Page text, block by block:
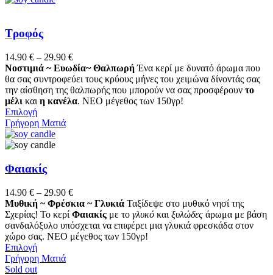
παραλλαγές.
Οι
επιλογές
μπορούν
να
επιλεγούν
στη
σελίδα
του
προϊόντος
Τροφός
14.90 € – 29.90 €Price
range:
14.90 €
through
29.90 €
Νοστιμιά ~ Ευωδία~ ΘαλπωρήΈνα κερί με δυνατό άρωμα που
θα σας συντροφεύει τους κρύους μήνες του χειμώνα δίνοντάς σας
την αίσθηση της θαλπωρής που μπορούν να σας προσφέρουν το
μέλι και η κανέλα. NEO μέγεθος των 150γρ!
ΕπιλογήΑυτό
το
προϊόν
έχει
παραλλαγές.
Οι
επιλογές
μπορούν
να
επιλεγούν
στη
σελίδα
του
προϊόντος
Γρήγορη Ματιά
Φαιακίς
14.90 € – 29.90 €Price
range:
14.90 €
through
29.90 €
Μυθική ~ Φρέσκια ~ Γλυκιά Ταξίδεψε στο μυθικό νησί της
Σχερίας! Το κερί Φαιακίς με το γλυκό και ξυλώδες άρωμα με βάση
σανδαλόξυλο υπόσχεται να επιφέρει μια γλυκιά φρεσκάδα στον
χώρο σας. NEO μέγεθος των 150γρ!
ΕπιλογήΑυτό
το
προϊόν
Γρήγορη Ματιά
Sold out